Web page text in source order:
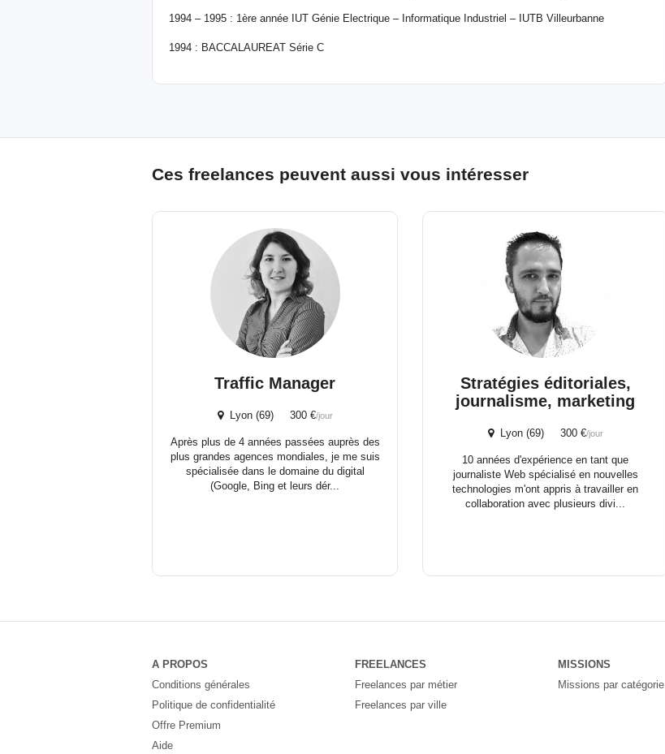
1994 – 1995 : 1ère année IUT Génie Electrique – Informatique Industriel – IUTB Villeurbanne
1994 : BACCALAUREAT Série C
Ces freelances peuvent aussi vous intéresser
Traffic Manager
Lyon (69) 300 €/jour
Après plus de 4 années passées auprès des
plus grandes agences mondiales, je me suis
spécialisée dans le domaine du digital
(Google, Bing et leurs dér...
Stratégies éditoriales,
journalisme, marketing
Lyon (69) 300 €/jour
10 années d'expérience en tant que
journaliste Web spécialisé en nouvelles
technologies m'ont appris à travailler en
collaboration avec plusieurs divi...
A PROPOS
Conditions générales
Politique de confidentialité
Offre Premium
Aide
FREELANCES
Freelances par métier
Freelances par ville
MISSIONS
Missions par catégorie